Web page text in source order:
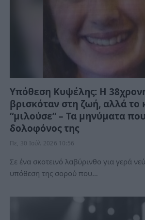
Υπόθεση Κυψέλης: Η
βρισκόταν στη ζωή, αλλά το
“μιλούσε” – Τα μηνύματα
δολοφόνος της
Πε, 30 Ιούλ 2026 10:56
Σε ένα σκοτεινό λαβύρινθο για γερά
υπόθεση της σορού που…